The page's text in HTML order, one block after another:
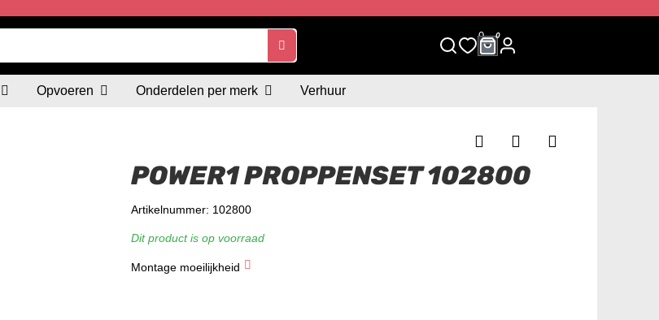
0 0
Opvoeren Onderdelen per merk Verhuur
POWER1 PROPPENSET 102800
Artikelnummer: 102800
Dit product is op voorraad
Montage moeilijkheid
★ ★